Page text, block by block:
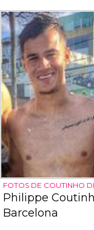
FOTOS DE COUTINHO
Philippe
Barcelona